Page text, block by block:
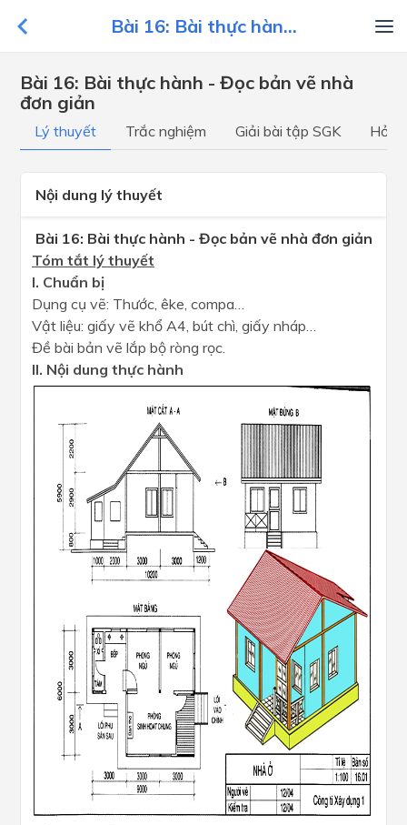
Bài 16: Bài thực hàn...
Bài 16: Bài thực hành - Đọc bản vẽ nhà
đơn giản
Lý thuyết Trắc nghiệm Giải bài tập SGK Hỏi
Nội dung lý thuyết
Bài 16: Bài thực hành - Đọc bản vẽ nhà đơn giản
Tóm tắt lý thuyết
I. Chuẩn bị
Dụng cụ vẽ: Thước, êke, compa…
Vật liệu: giấy vẽ khổ A4, bút chì, giấy nháp…
Đề bài bản vẽ lắp bộ ròng rọc.
II. Nội dung thực hành